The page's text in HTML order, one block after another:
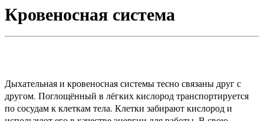
Кровеносная система
Дыхательная и кровеносная системы тесно связаны друг с
другом. Поглощённый в лёгких кислород транспортируется
по сосудам к клеткам тела. Клетки забирают кислород и